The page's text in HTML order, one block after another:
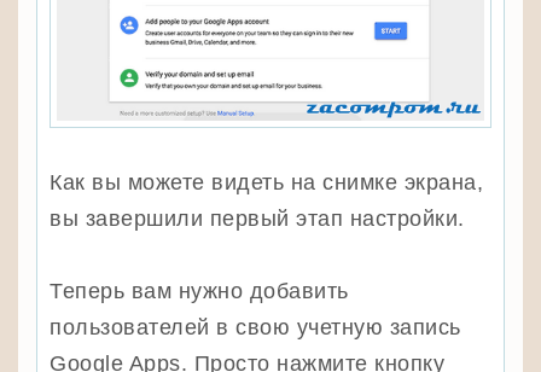
Как вы можете видеть на снимке экрана,
вы завершили первый этап настройки.
Теперь вам нужно добавить
пользователей в свою учетную запись
Google Apps. Просто нажмите кнопку